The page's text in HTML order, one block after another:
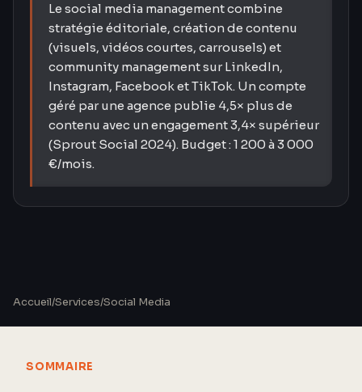
Le social media management combine
stratégie éditoriale, création de contenu
(visuels, vidéos courtes, carrousels) et
community management sur LinkedIn,
Instagram, Facebook et TikTok. Un compte
géré par une agence publie 4,5× plus de
contenu avec un engagement 3,4× supérieur
(Sprout Social 2024). Budget : 1 200 à 3 000
€/mois.
Accueil/Services/Social Media
SOMMAIRE